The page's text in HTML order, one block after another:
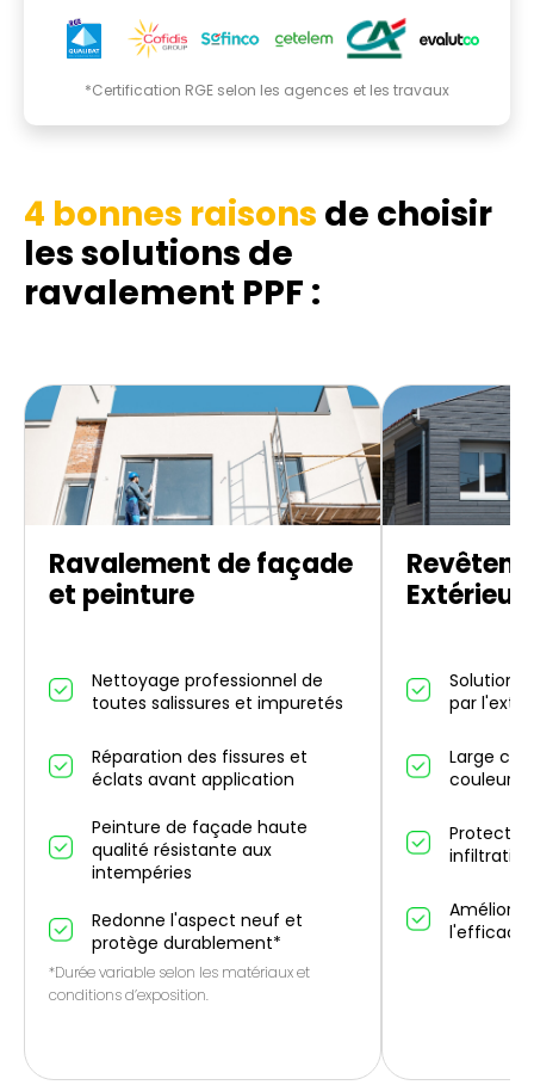
*Certification RGE selon les agences et les travaux
4 bonnes raisons de choisir
les solutions de
ravalement PPF :
Ravalement de façade
et peinture
Nettoyage professionnel de
toutes salissures et impuretés
Réparation des fissures et
éclats avant application
Peinture de façade haute
qualité résistante aux
intempéries
Redonne l'aspect neuf et
protège durablement*
*Durée variable selon les matériaux et
conditions d’exposition.
Extérieur
Solution
par
Large
couleurs